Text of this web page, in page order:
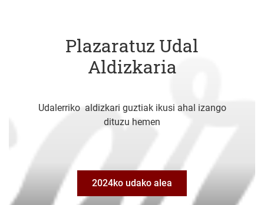
Plazaratuz Udal
Aldizkaria
Udalerriko aldizkari guztiak ikusi ahal izango
dituzu hemen
2024ko udako alea